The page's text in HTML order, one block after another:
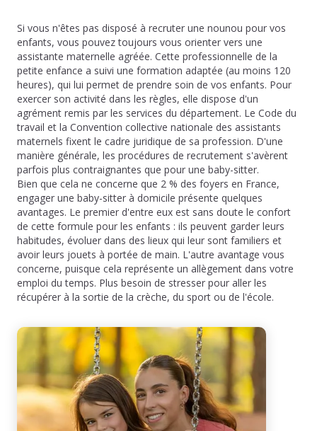
Si vous n'êtes pas disposé à recruter une nounou pour vos
enfants, vous pouvez toujours vous orienter vers une
assistante maternelle agréée. Cette professionnelle de la
petite enfance a suivi une formation adaptée (au moins 120
heures), qui lui permet de prendre soin de vos enfants. Pour
exercer son activité dans les règles, elle dispose d'un
agrément remis par les services du département. Le Code du
travail et la Convention collective nationale des assistants
maternels fixent le cadre juridique de sa profession. D'une
manière générale, les procédures de recrutement s'avèrent
parfois plus contraignantes que pour une baby-sitter.
Bien que cela ne concerne que 2 % des foyers en France,
engager une baby-sitter à domicile présente quelques
avantages. Le premier d'entre eux est sans doute le confort
de cette formule pour les enfants : ils peuvent garder leurs
habitudes, évoluer dans des lieux qui leur sont familiers et
avoir leurs jouets à portée de main. L'autre avantage vous
concerne, puisque cela représente un allègement dans votre
emploi du temps. Plus besoin de stresser pour aller les
récupérer à la sortie de la crèche, du sport ou de l'école.